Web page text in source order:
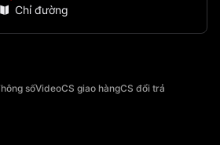
Chỉ đường
sốVideoCS giao hàngCS đổi trả